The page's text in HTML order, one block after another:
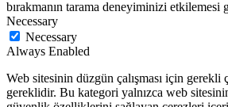
bırakmanın tarama deneyiminizi etkilemesi
Necessary
Necessary
Always Enabled
Web sitesinin düzgün çalışması için gerekli
gereklidir. Bu kategori yalnızca web